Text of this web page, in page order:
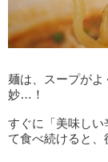
麺は、スープがよ
妙…！
すぐに「美味しい
て食べ続けると、